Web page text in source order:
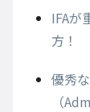
IFAが
方！
優秀
（